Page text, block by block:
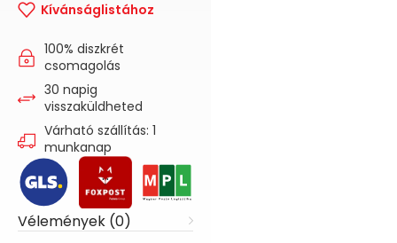
Kívánságlistához
100% diszkrét
csomagolás
30 napig
visszaküldheted
Várható szállítás: 1
munkanap
Vélemények (0)